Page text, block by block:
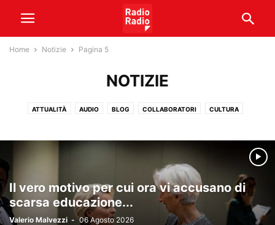
Home Notizie Pagina 5
NOTIZIE
ATTUALITÀ AUDIO BLOG COLLABORATORI CULTURA
SPONSORIZZATO SPORT TEAM TRADING VIDEO
Il vero motivo per cui ora vi accusano di
scarsa educazione...
Valerio Malvezzi - 06 Agosto 2026